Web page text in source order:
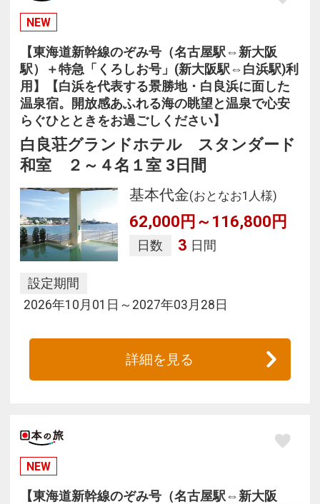
NEW
【東海道新幹線のぞみ号（名古屋駅⇔新大阪
駅）＋特急「くろしお号」(新大阪駅⇔白浜駅)利
用】【白浜を代表する景勝地・白良浜に面した
温泉宿。開放感あふれる海の眺望と温泉で心安
らぐひとときをお過ごしください】
白良荘グランドホテル スタンダード
和室 ２～４名１室 3日間
基本代金(おとなお1人様)
62,000円～116,800円
日数 3 日間
設定期間
2026年10月01日～2027年03月28日
詳細を見る
NEW
【東海道新幹線のぞみ号（名古屋駅⇔新大阪